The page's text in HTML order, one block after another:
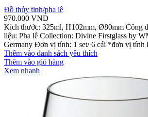
Đồ thủy tinh/pha lê
970.000 VND
Kích thước: 325ml, H102mm, Ø80mm Công
liệu: Pha lê Collection: Divine Firstglass by
Germany Đơn vị tính: 1 set/ 6 cái *đơn vị tính
Thêm vào danh sách yêu thích
Thêm vào giỏ hàng
Xem nhanh